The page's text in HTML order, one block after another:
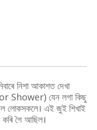
নিশা আকাশত দেখা
Shower) যেন লগা কিছু
লোকসকলে। এই জুই শিখাই
কৰি গৈ আছিল।